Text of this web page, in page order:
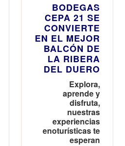
BODEGAS
CEPA 21 SE
CONVIERTE
EN EL MEJOR
BALCÓN DE
LA RIBERA
DEL DUERO
Explora,
aprende y
disfruta,
nuestras
experiencias
enoturísticas te
esperan